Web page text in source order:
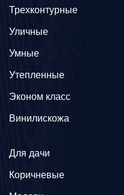
Трехконтурные
Уличные
Умные
Утепленные
Эконом класс
Винилискожа
Для дачи
Коричневые